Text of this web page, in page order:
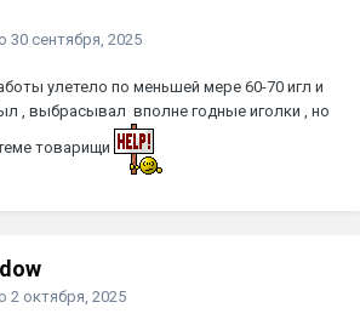
30 сентября, 2025
улетело по меньшей мере 60-70 игл и
, выбрасывал вполне годные иголки , но
товарищи
2 октября, 2025